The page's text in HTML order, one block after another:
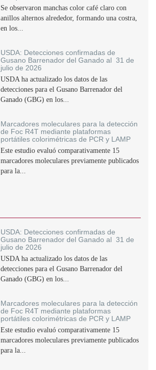
Se observaron manchas color café claro con
anillos alternos alrededor, formando una costra,
en los...
USDA: Detecciones confirmadas de
Gusano Barrenador del Ganado al 31 de
julio de 2026
USDA ha actualizado los datos de las
detecciones para el Gusano Barrenador del
Ganado (GBG) en los...
Marcadores moleculares para la detección
de Foc R4T mediante plataformas
portátiles colorimétricas de PCR y LAMP
Este estudio evaluó comparativamente 15
marcadores moleculares previamente publicados
para la...
USDA: Detecciones confirmadas de
Gusano Barrenador del Ganado al 31 de
julio de 2026
USDA ha actualizado los datos de las
detecciones para el Gusano Barrenador del
Ganado (GBG) en los...
Marcadores moleculares para la detección
de Foc R4T mediante plataformas
portátiles colorimétricas de PCR y LAMP
Este estudio evaluó comparativamente 15
marcadores moleculares previamente publicados
para la...